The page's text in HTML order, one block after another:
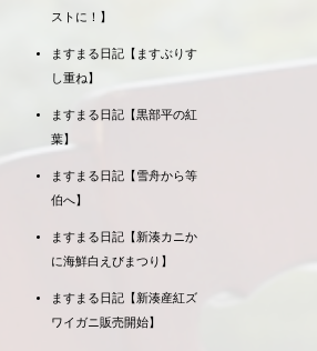
ストに！】
ますまる日記【ますぶりす
し重ね】
ますまる日記【黒部平の紅
葉】
ますまる日記【雪舟から等
伯へ】
ますまる日記【新湊カニか
に海鮮白えびまつり】
ますまる日記【新湊産紅ズ
ワイガニ販売開始】